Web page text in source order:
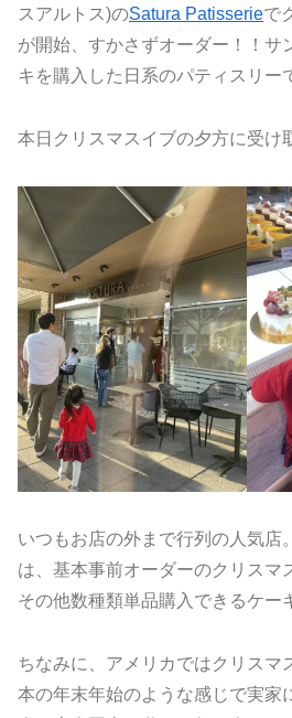
スアルトス)のSatura Patisserieで
が開始、すかさずオーダー！！サ
キを購入した日系のパティスリー
本日クリスマスイブの夕方に受け
いつもお店の外まで行列の人気店
は、基本事前オーダーのクリスマ
その他数種類単品購入できるケー
ちなみに、アメリカではクリスマ
本の年末年始のような感じで実家